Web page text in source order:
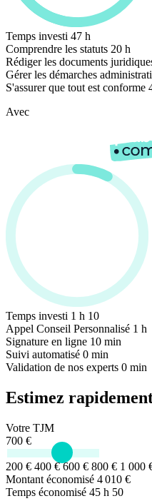
Temps investi 47 h
Comprendre les statuts 20 h
Rédiger les documents
Gérer les démarches
S'assurer que tout est conforme
Avec
Temps investi 1 h 10
Appel Conseil Personnalisé 1 h
Signature en ligne 10 min
Suivi automatisé 0 min
Validation de nos experts 0 min
Estimez
Votre TJM
700 €
200 € 400 € 600 € 800 € 1 000
Montant économisé 4 010 €
Temps économisé 45 h 50